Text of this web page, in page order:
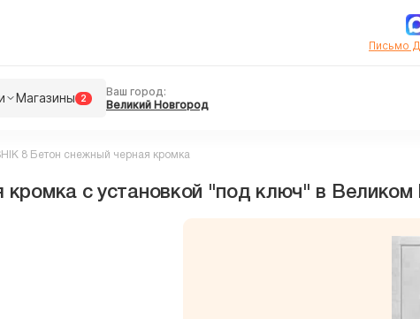
Письмо
Магазины 2
Ваш город:
Великий Новгород
8 Бетон снежный черная кромка
кромка с установкой "под ключ" в Великом